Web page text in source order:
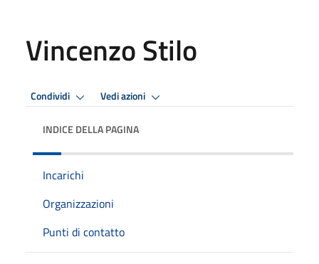
Vincenzo Stilo
Condividi Vedi azioni
INDICE DELLA PAGINA
Incarichi
Organizzazioni
Punti di contatto